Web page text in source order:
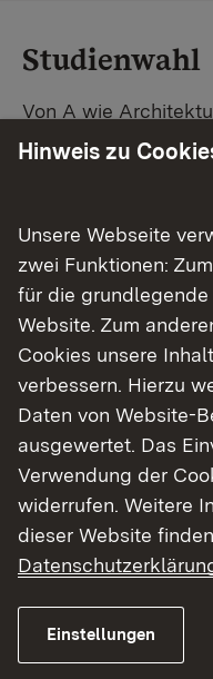
Studienwahl
Von A wie
Baden-Württemberg
Studiengangsuche
Studienplatz.
Schritt-Anleitung zu
Finde dein
Hinweis zu
Unsere Webseite
zwei Funktionen:
für die
Website. Zum
Cookies unsere
verbessern. Hierzu
Daten von Website-
ausgewertet. Das
Verwendung der
widerrufen. Weitere
dieser Website
Einstellungen